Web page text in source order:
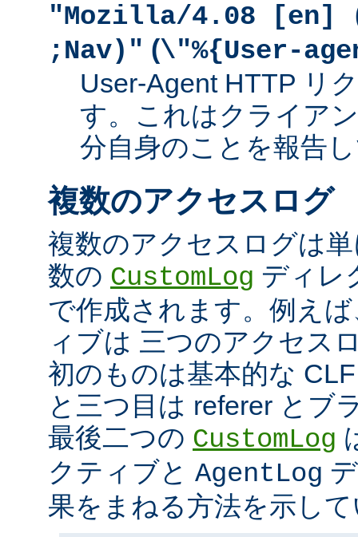
"Mozilla/4.08 [en]
;Nav)" (\"%{User-
User-Agent HTTP リ
す。これはクライア
分自身のことを報告
複数のアクセスログ
複数のアクセスログは
数の CustomLog ディレ
で作成されます。例え
ィブは 三つのアクセス
初のものは基本的な
と三つ目は referer とブ
最後二つの CustomLog
クティブと AgentLog
果をまねる方法を示し